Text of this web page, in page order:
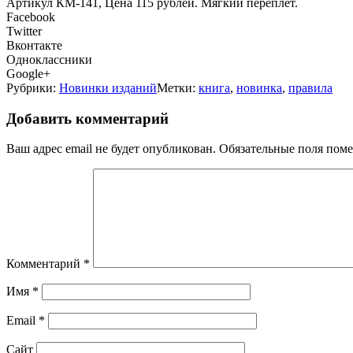
Facebook
Twitter
Вконтакте
Одноклассники
Google+
Рубрики: Новинки изданийМетки: книга, новинка, правила
Добавить комментарий
Ваш адрес email не будет опубликован. Обязательные поля
Комментарий *
Имя *
Email *
Сайт